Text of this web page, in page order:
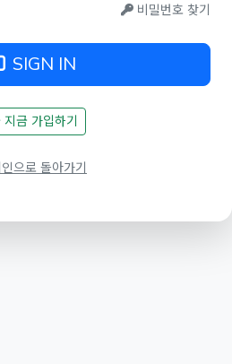
비밀번호 찾기
SIGN IN
지금 가입하기
으로 돌아가기